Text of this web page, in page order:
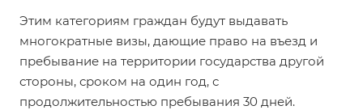
Этим категориям граждан будут выдавать
многократные визы, дающие право на въезд и
пребывание на территории государства другой
стороны, сроком на один год, с
продолжительностью пребывания 30 дней.